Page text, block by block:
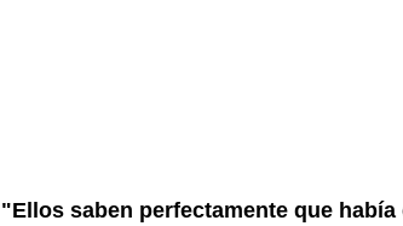
"Ellos saben perfectamente que